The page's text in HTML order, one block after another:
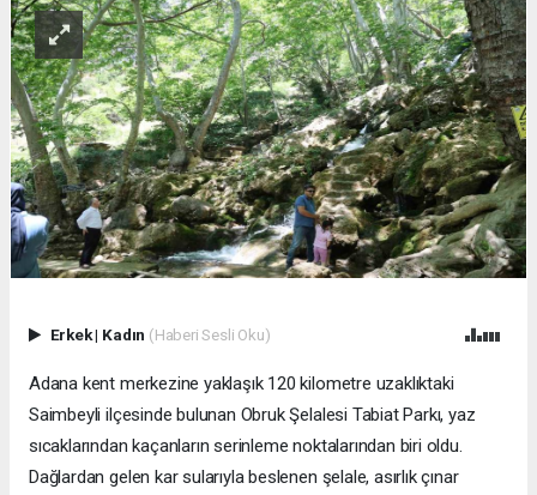
Erkek| Kadın (Haberi Sesli Oku)
Adana kent merkezine yaklaşık 120 kilometre uzaklıktaki
Saimbeyli ilçesinde bulunan Obruk Şelalesi Tabiat Parkı, yaz
sıcaklarından kaçanların serinleme noktalarından biri oldu.
Dağlardan gelen kar sularıyla beslenen şelale, asırlık çınar